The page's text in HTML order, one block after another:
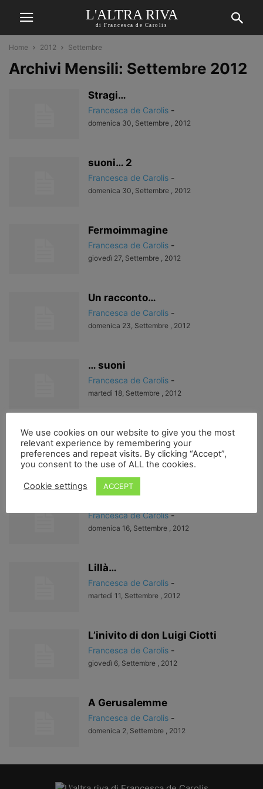
L'ALTRA RIVA
di Francesca de Carolis
Home 2012 Settembre
Archivi Mensili: Settembre 2012
Stragi…
Francesca de Carolis -
domenica 30, Settembre , 2012
suoni… 2
Francesca de Carolis -
domenica 30, Settembre , 2012
Fermoimmagine
Francesca de Carolis -
giovedì 27, Settembre , 2012
Un racconto…
Francesca de Carolis -
domenica 23, Settembre , 2012
… suoni
Francesca de Carolis -
martedì 18, Settembre , 2012
… e pentimenti
Francesca de Carolis -
domenica 16, Settembre , 2012
Francesca de Carolis -
domenica 16, Settembre , 2012
Lillà…
Francesca de Carolis -
martedì 11, Settembre , 2012
L’inivito di don Luigi Ciotti
Francesca de Carolis -
giovedì 6, Settembre , 2012
A Gerusalemme
Francesca de Carolis -
domenica 2, Settembre , 2012
We use cookies on our website to give you the most
relevant experience by remembering your
preferences and repeat visits. By clicking “Accept”,
you consent to the use of ALL the cookies.
Cookie settings ACCEPT